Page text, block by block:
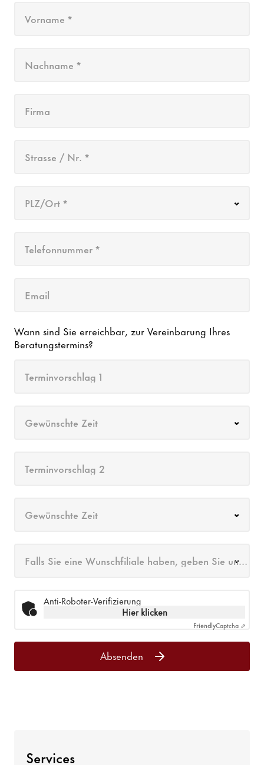
Vorname *
Nachname *
Firma
Strasse / Nr. *
PLZ/Ort *
Telefonnummer *
Email
Wann sind Sie erreichbar, zur Vereinbarung Ihres
Beratungstermins?
Terminvorschlag 1
Gewünschte Zeit
Terminvorschlag 2
Gewünschte Zeit
Falls Sie eine Wunschfiliale haben, geben Sie uns diese bekannt.
Anti-Roboter-Verifizierung
Hier klicken
FriendlyCaptcha ⇗
Absenden
Services